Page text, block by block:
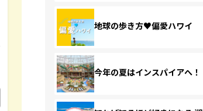
地球の歩き方♥偏愛ハワイ
今年の夏はインスパイアへ！